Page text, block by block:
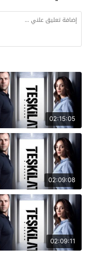
02:15:05
02:09:08
02:09:11